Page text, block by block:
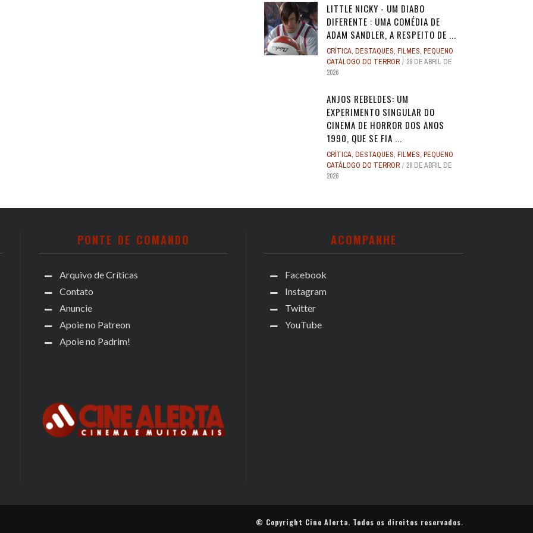
LITTLE NICKY - UM DIABO
DIFERENTE : UMA COMÉDIA DE
ADAM SANDLER, A RESPEITO DE ...
CRÍTICA, DESTAQUES, FILMES, PEQUENO
CATÁLOGO DO TERROR
29 DE ABRIL DE
2026
ANJOS REBELDES: UM
EXPERIMENTO SINGULAR DO
CINEMA DE HORROR DOS ANOS
1990, QUE SE FIA ...
CRÍTICA, DESTAQUES, FILMES, PEQUENO
CATÁLOGO DO TERROR
28 DE ABRIL DE
2026
PONTE DE COMANDO
Arquivo de Críticas
Contato
Anuncie
Apoie no Patreon
Apoie no Padrim!
ACOMPANHE
Facebook
Instagram
Twitter
YouTube
© Copyright Cine Alerta. Todos os direitos reservados.